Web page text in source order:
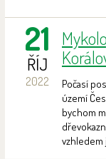
21
ŘÍJ
2022
Počasí
území
bychom
vzhledem